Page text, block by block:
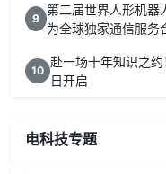
9
第二届世界人形机器
为全球独家通信服务
10
赴一场十年知识之
日开启
电科技专题